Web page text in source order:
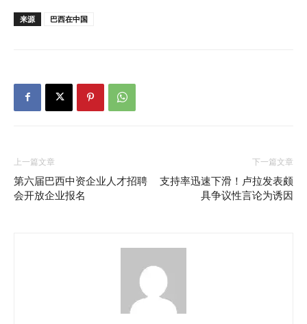
来源 巴西在中国
上一篇文章
第六届巴西中资企业人才招聘
会开放企业报名
下一篇文章
支持率迅速下滑！卢拉发表颇
具争议性言论为诱因